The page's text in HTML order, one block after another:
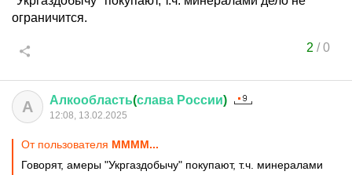
ограничится.
2 /0
А Алкообласть(слава России)
12:08, 13.02.2025
От пользователя MMMM...
Говорят, амеры "Укргаздобычу" покупают, т.ч. минералами